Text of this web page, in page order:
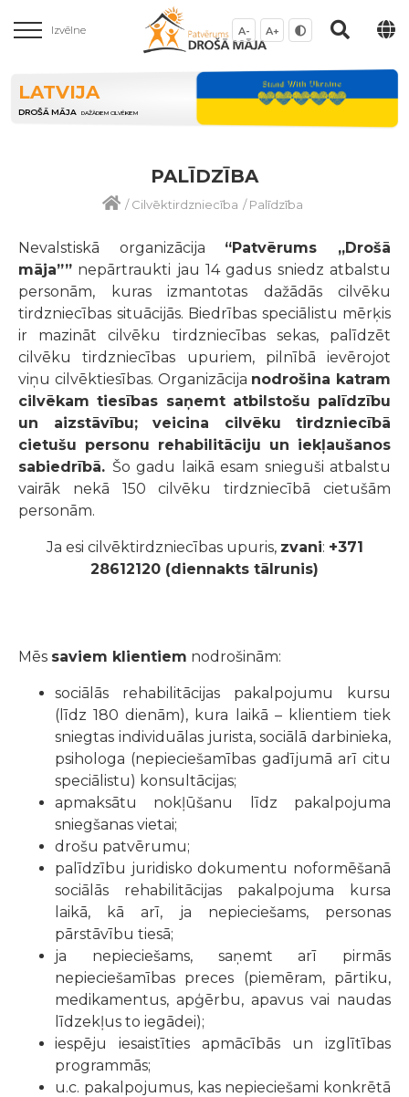
Izvēlne A- A+
LATVIJA
DROŠĀ MĀJA DAŽĀDIEM CILVĒKIEM
PALĪDZĪBA
/Cilvēktirdzniecība /Palīdzība
Nevalstiskā organizācija “Patvērums „Drošā
māja”” nepārtraukti jau 14 gadus sniedz atbalstu
personām, kuras izmantotas dažādās cilvēku
tirdzniecības situācijās. Biedrības speciālistu mērķis
ir mazināt cilvēku tirdzniecības sekas, palīdzēt
cilvēku tirdzniecības upuriem, pilnībā ievērojot
viņu cilvēktiesības. Organizācija nodrošina katram
cilvēkam tiesības saņemt atbilstošu palīdzību
un aizstāvību; veicina cilvēku tirdzniecībā
cietušu personu rehabilitāciju un iekļaušanos
sabiedrībā. Šo gadu laikā esam snieguši atbalstu
vairāk nekā 150 cilvēku tirdzniecībā cietušām
personām.
Ja esi cilvēktirdzniecības upuris, zvani: +371
28612120 (diennakts tālrunis)
Mēs saviem klientiem nodrošinām:
sociālās rehabilitācijas pakalpojumu kursu
(līdz 180 dienām), kura laikā – klientiem tiek
sniegtas individuālas jurista, sociālā darbinieka,
psihologa (nepieciešamības gadījumā arī citu
speciālistu) konsultācijas;
apmaksātu nokļūšanu līdz pakalpojuma
sniegšanas vietai;
drošu patvērumu;
palīdzību juridisko dokumentu noformēšanā
sociālās rehabilitācijas pakalpojuma kursa
laikā, kā arī, ja nepieciešams, personas
pārstāvību tiesā;
ja nepieciešams, saņemt arī pirmās
nepieciešamības preces (piemēram, pārtiku,
medikamentus, apģērbu, apavus vai naudas
līdzekļus to iegādei);
iespēju iesaistīties apmācībās un izglītības
programmās;
u.c. pakalpojumus, kas nepieciešami konkrētā